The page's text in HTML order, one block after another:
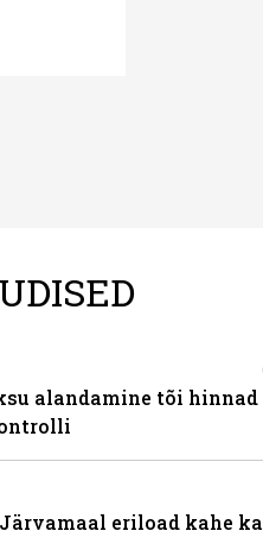
alandamine tõi
eriload kahe